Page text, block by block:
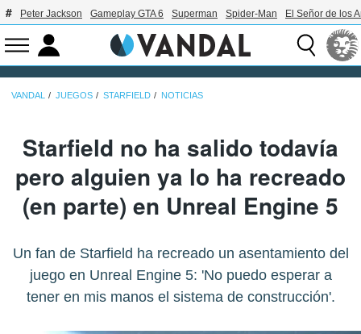
Peter Jackson Gameplay GTA 6 Superman Spider-Man El Señor de los
VANDAL JUEGOS STARFIELD NOTICIAS
Starfield no ha salido todavía
pero alguien ya lo ha recreado
(en parte) en Unreal Engine 5
Un fan de Starfield ha recreado un asentamiento del
juego en Unreal Engine 5: 'No puedo esperar a
tener en mis manos el sistema de construcción'.